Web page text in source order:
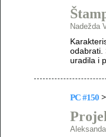
Nadežda
odabrati.
uradila i
PC #150 >